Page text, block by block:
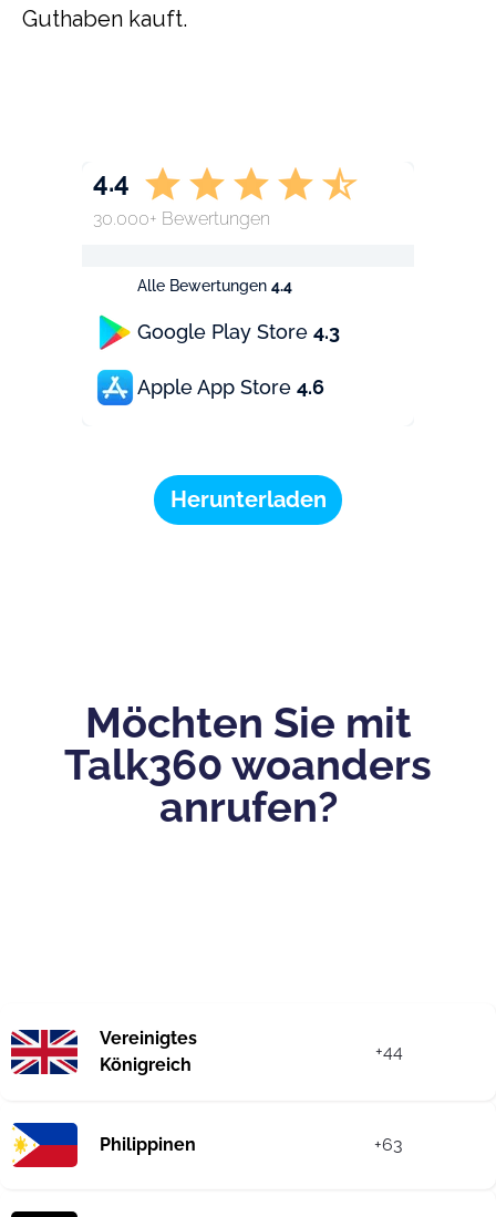
Guthaben kauft.
Alle Bewertungen 4.4
Google Play Store 4.3
Apple App Store 4.6
4.4
30.000+ Bewertungen
Herunterladen
Möchten Sie mit
Talk360 woanders
anrufen?
Vereinigtes
Königreich
+44
Philippinen +63